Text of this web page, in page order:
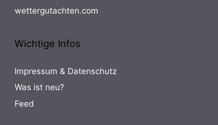
wettergutachten.com
Wichtige Infos
Impressum & Datenschutz
Was ist neu?
Feed